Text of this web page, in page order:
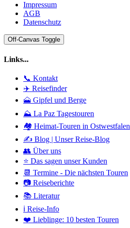
Impressum
AGB
Datenschutz
Off-Canvas Toggle
Links...
📞 Kontakt
✈️ Reisefinder
🗻 Gipfel und Berge
⛰️ La Paz Tagestouren
🏘️ Heimat-Touren in Ostwestfalen
✍️ Blog | Unser Reise-Blog
👥 Über uns
⭐ Das sagen unser Kunden
📆 Termine - Die nächsten Touren
📷 Reiseberichte
📚 Literatur
ℹ️ Reise-Info
❤️ Lieblinge: 10 besten Touren